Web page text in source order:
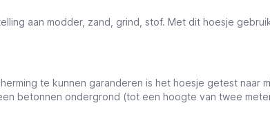
aan modder, zand, grind, stof. Met dit hoesje
te kunnen garanderen is het hoesje getest naar
betonnen ondergrond (tot een hoogte van twee